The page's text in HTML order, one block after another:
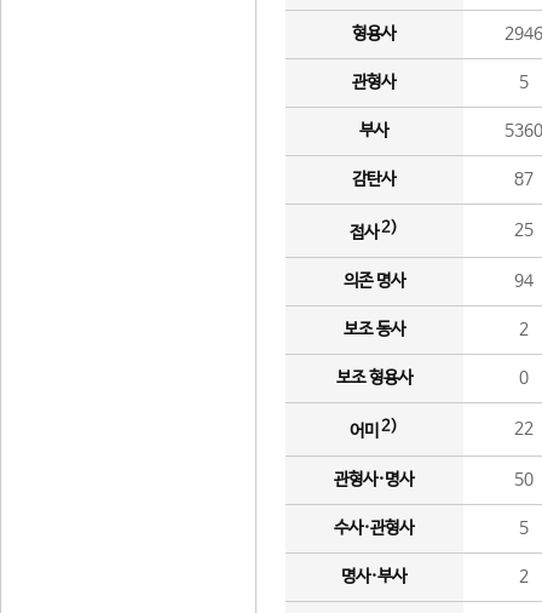
형용사 2946
관형사 5
부사 5360
감탄사 87
접사2) 25
의존 명사 94
보조 동사 2
보조 형용사 0
어미 2) 22
관형사·명사 50
수사·관형사 5
명사·부사 2